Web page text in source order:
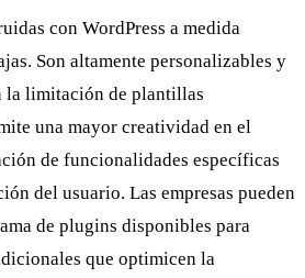
con WordPress a medida
Son altamente personalizables y
la limitación de plantillas
una mayor creatividad en el
de funcionalidades específicas
del usuario. Las empresas pueden
de plugins disponibles para
que optimicen la